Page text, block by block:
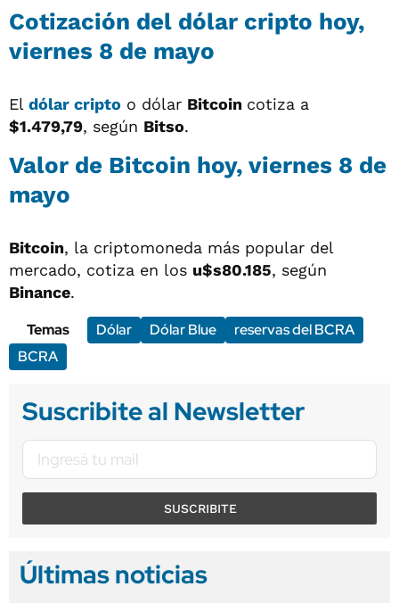
Cotización del dólar cripto hoy,
viernes 8 de mayo
El dólar cripto o dólar Bitcoin cotiza a
$1.479,79, según Bitso.
Valor de Bitcoin hoy, viernes 8 de
mayo
Bitcoin, la criptomoneda más popular del
mercado, cotiza en los u$s80.185, según
Binance.
Temas
Dólar Dólar Blue
reservas del BCRA
BCRA
Suscribite al Newsletter
SUSCRIBITE
Últimas noticias